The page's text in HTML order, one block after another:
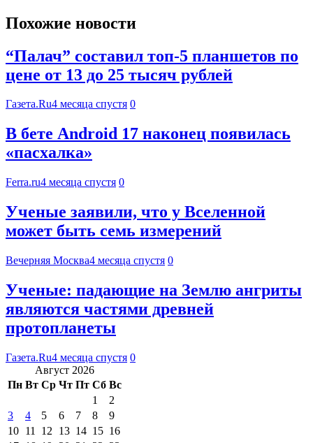
Похожие новости
“Палач” составил топ-5 планшетов по
цене от 13 до 25 тысяч рублей
Газета.Ru4 месяца спустя 0
В бете Android 17 наконец появилась
«пасхалка»
Ferra.ru4 месяца спустя 0
Ученые заявили, что у Вселенной
может быть семь измерений
Вечерняя Москва4 месяца спустя 0
Ученые: падающие на Землю ангриты
являются частями древней
протопланеты
Газета.Ru4 месяца спустя 0
Август 2026
Пн Вт Ср Чт Пт Сб Вс
1
2
3
4 5 6 7 8
9
10 11 12 13 14 15 16